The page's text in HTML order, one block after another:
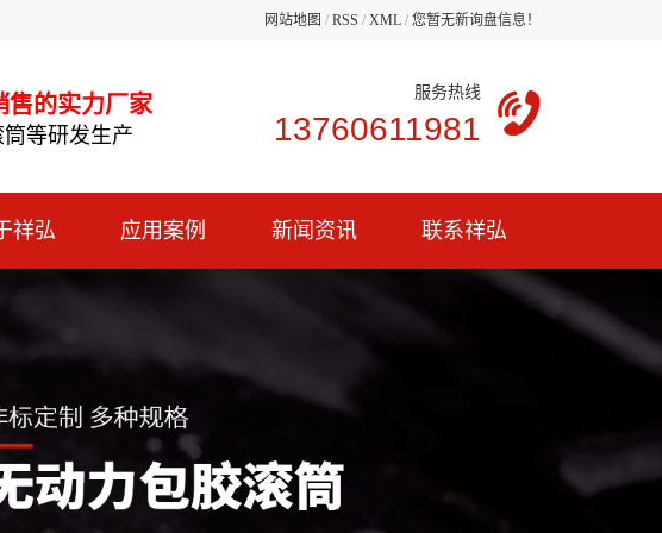
网站地图 / RSS / XML / 您暂无新询盘信息！
售的实力厂家
等研发生产
服务热线
13760611981
祥弘 应用案例 新闻资讯 联系祥弘